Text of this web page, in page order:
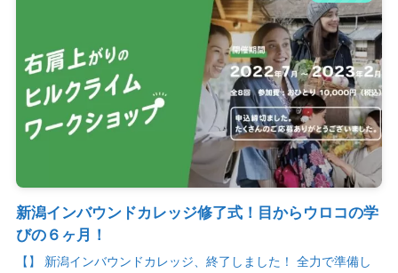
新潟インバウンドカレッジ修了式！目からウロコの学
びの６ヶ月！
【】 新潟インバウンドカレッジ、終了しました！ 全力で準備し